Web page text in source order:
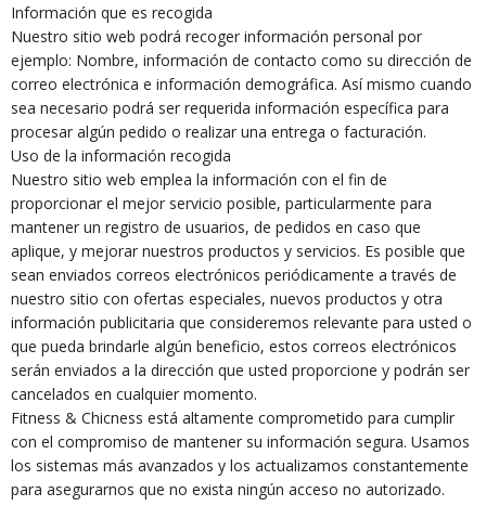
Información que es recogida
Nuestro sitio web podrá recoger información personal por
ejemplo: Nombre, información de contacto como su dirección de
correo electrónica e información demográfica. Así mismo cuando
sea necesario podrá ser requerida información específica para
procesar algún pedido o realizar una entrega o facturación.
Uso de la información recogida
Nuestro sitio web emplea la información con el fin de
proporcionar el mejor servicio posible, particularmente para
mantener un registro de usuarios, de pedidos en caso que
aplique, y mejorar nuestros productos y servicios. Es posible que
sean enviados correos electrónicos periódicamente a través de
nuestro sitio con ofertas especiales, nuevos productos y otra
información publicitaria que consideremos relevante para usted o
que pueda brindarle algún beneficio, estos correos electrónicos
serán enviados a la dirección que usted proporcione y podrán ser
cancelados en cualquier momento.
Fitness & Chicness está altamente comprometido para cumplir
con el compromiso de mantener su información segura. Usamos
los sistemas más avanzados y los actualizamos constantemente
para asegurarnos que no exista ningún acceso no autorizado.